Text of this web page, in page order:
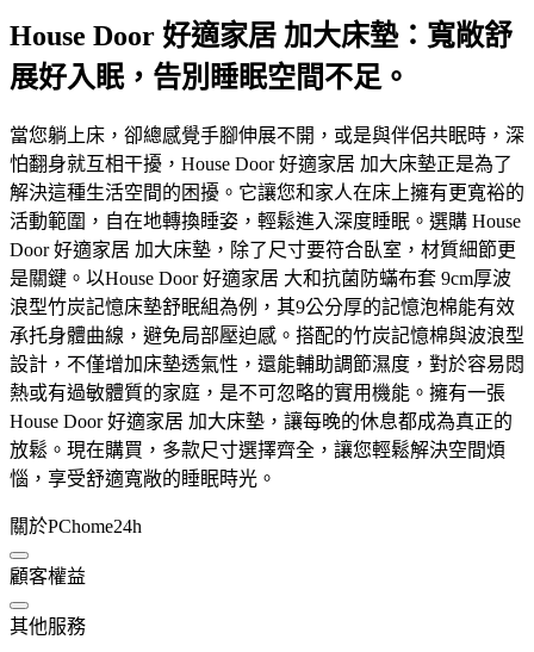
House Door 好適家居 加大床墊：寬敞舒
展好入眠，告別睡眠空間不足。
當您躺上床，卻總感覺手腳伸展不開，或是與伴侶共眠時，深
怕翻身就互相干擾，House Door 好適家居 加大床墊正是為了
解決這種生活空間的困擾。它讓您和家人在床上擁有更寬裕的
活動範圍，自在地轉換睡姿，輕鬆進入深度睡眠。選購 House
Door 好適家居 加大床墊，除了尺寸要符合臥室，材質細節更
是關鍵。以House Door 好適家居 大和抗菌防蟎布套 9cm厚波
浪型竹炭記憶床墊舒眠組為例，其9公分厚的記憶泡棉能有效
承托身體曲線，避免局部壓迫感。搭配的竹炭記憶棉與波浪型
設計，不僅增加床墊透氣性，還能輔助調節濕度，對於容易悶
熱或有過敏體質的家庭，是不可忽略的實用機能。擁有一張
House Door 好適家居 加大床墊，讓每晚的休息都成為真正的
放鬆。現在購買，多款尺寸選擇齊全，讓您輕鬆解決空間煩
惱，享受舒適寬敞的睡眠時光。
關於PChome24h
顧客權益
其他服務